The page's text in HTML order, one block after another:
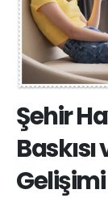
Şehir
Gelişimi